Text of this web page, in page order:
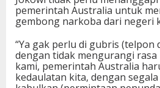
pemerintah Australia untuk
gembong narkoba dari negeri
“Ya gak perlu di gubris (telpon
dengan tidak mengurangi
kami, pemerintah Australia
kedaulatan kita, dengan